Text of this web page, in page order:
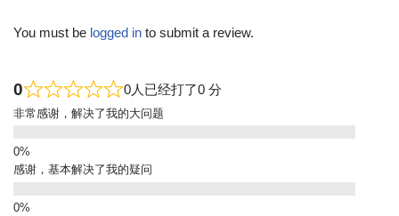
You must be logged in to submit a review.
0 0人已经打了0 分
非常感谢，解决了我的大问题
感谢，基本解决了我的疑问